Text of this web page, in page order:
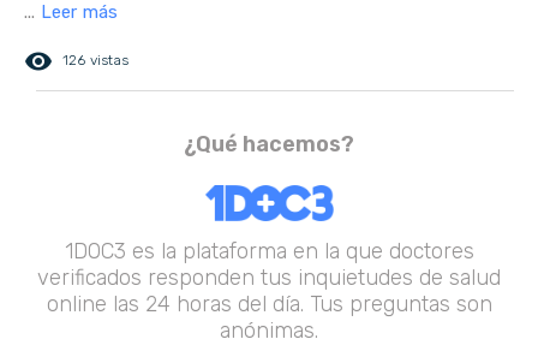
... Leer más
remove_red_eye 126 vistas
¿Qué hacemos?
1DOC3 es la plataforma en la que doctores
verificados responden tus inquietudes de salud
online las 24 horas del día. Tus preguntas son
anónimas.